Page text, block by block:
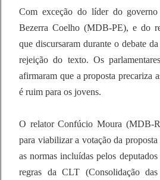
Com exceção do líder do governo
Bezerra Coelho (MDB-PE), e do
que discursaram durante o debate
rejeição do texto. Os
afirmaram que a proposta precariza
é ruim para os jovens.
O relator Confúcio Moura (MDB-
para viabilizar a votação da
as normas incluídas pelos
regras da CLT (Consolidação